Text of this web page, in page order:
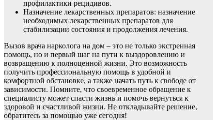
профилактики рецидивов.
Назначение лекарственных препаратов: назначение
необходимых лекарственных препаратов для
стабилизации состояния и продолжения лечения.
Вызов врача нарколога на дом – это не только экстренная
помощь, но и первый шаг на пути к выздоровлению и
возвращению к полноценной жизни. Это возможность
получить профессиональную помощь в удобной и
комфортной обстановке, а также начать путь к свободе от
зависимости. Помните, что своевременное обращение к
специалисту может спасти жизнь и помочь вернуться к
здоровой и счастливой жизни. Не откладывайте решение,
обратитесь за помощью уже сегодня!